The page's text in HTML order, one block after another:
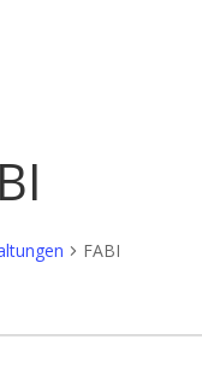
FABI